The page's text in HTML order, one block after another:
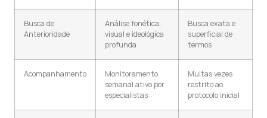
Busca de
Anterioridade
Análise fonética,
visual e ideológica
profunda
Busca exata e
superficial de
termos
Acompanhamento
Monitoramento
semanal ativo por
especialistas
Muitas vezes
restrito ao
protocolo inicial